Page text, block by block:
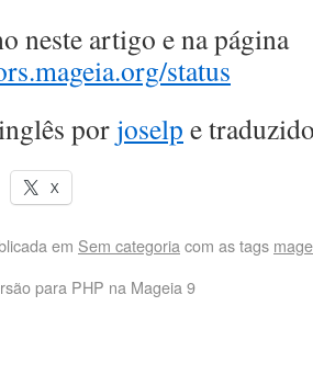
neste artigo e na página
status
por joselp e
X
em Sem categoria com as tags
para PHP na Mageia 9